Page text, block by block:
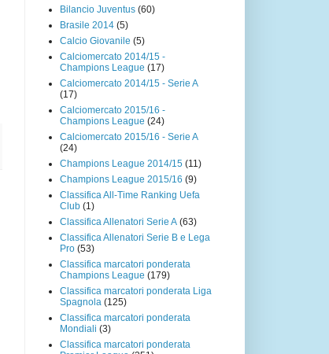
Bilancio Juventus (60)
Brasile 2014 (5)
Calcio Giovanile (5)
Calciomercato 2014/15 -
Champions League (17)
Calciomercato 2014/15 - Serie A
(17)
Calciomercato 2015/16 -
Champions League (24)
Calciomercato 2015/16 - Serie A
(24)
Champions League 2014/15 (11)
Champions League 2015/16 (9)
Classifica All-Time Ranking Uefa
Club (1)
Classifica Allenatori Serie A (63)
Classifica Allenatori Serie B e Lega
Pro (53)
Classifica marcatori ponderata
Champions League (179)
Classifica marcatori ponderata Liga
Spagnola (125)
Classifica marcatori ponderata
Mondiali (3)
Classifica marcatori ponderata